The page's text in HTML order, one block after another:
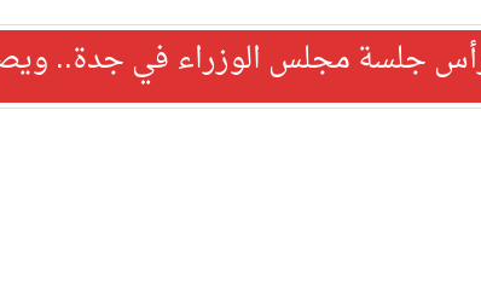
جلسة مجلس الوزراء في جدة..